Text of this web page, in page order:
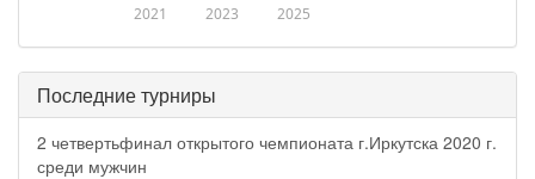
2021 2023 2025
Последние турниры
2 четвертьфинал открытого чемпионата г.Иркутска 2020 г.
среди мужчин